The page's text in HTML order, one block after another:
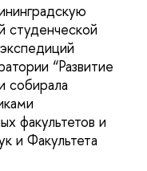
студенческой
“Развитие
собирала
факультетов и
и Факультета